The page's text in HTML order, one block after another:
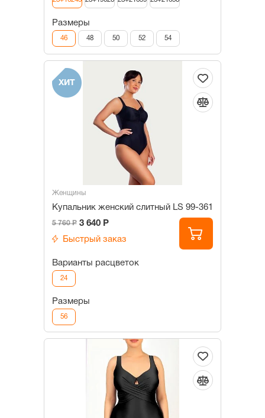
Размеры
46 48 50 52 54
ХИТ
Женщины
Купальник женский слитный LS 99-361
5 760 Р 3 640 Р
Быстрый заказ
Варианты расцветок
24
Размеры
56